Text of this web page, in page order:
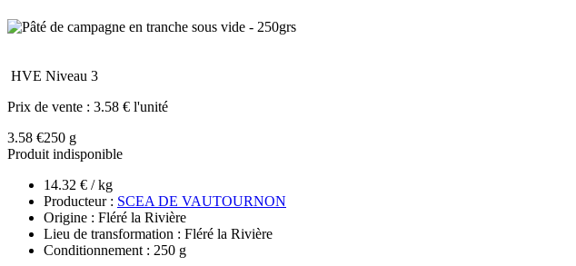
HVE Niveau 3
Prix de vente : 3.58 € l'unité
3.58 €250 g
Produit indisponible
14.32 € / kg
Producteur : SCEA DE VAUTOURNON
Origine : Fléré la Rivière
Lieu de transformation : Fléré la Rivière
Conditionnement : 250 g